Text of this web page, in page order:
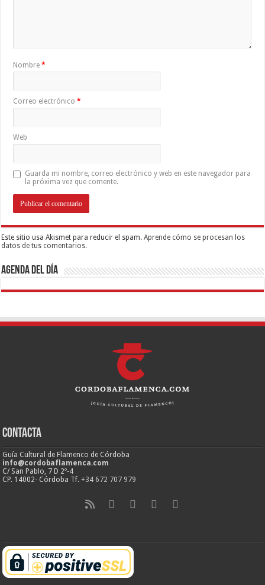
Nombre*
Correo electrónico*
Web
Guarda mi nombre, correo electrónico y web en este navegador para
la próxima vez que comente.
Este sitio usa Akismet para reducir el spam.Aprende cómo se procesan los
datos de tus comentarios.
Agenda del día
Contacta
Guía Cultural de Flamenco de Córdoba
info@cordobaflamenca.com
C/ San Pablo, 7 D 2º-4
CP. 14002- Córdoba Tf.+34 672 707 979